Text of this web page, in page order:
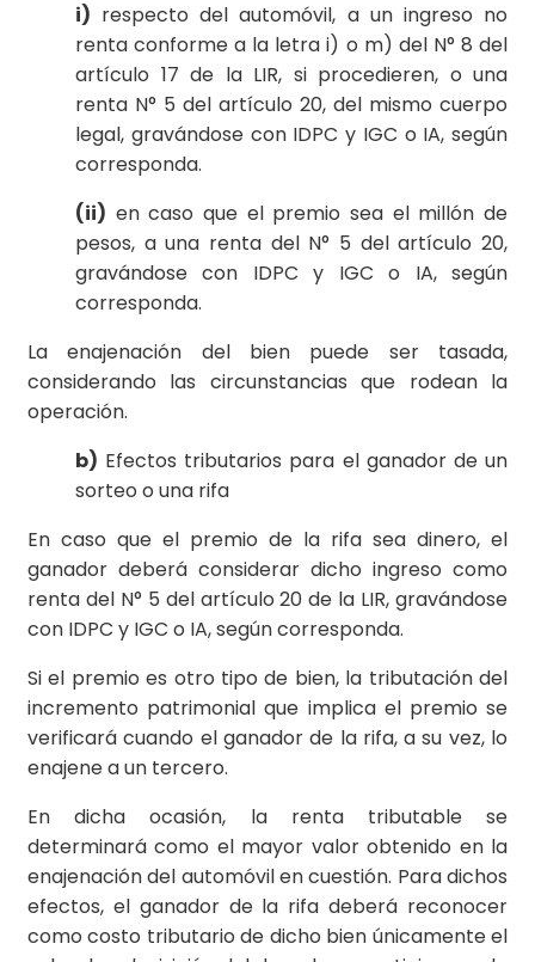
i) respecto del automóvil, a un ingreso no
renta conforme a la letra i) o m) del N° 8 del
artículo 17 de la LIR, si procedieren, o una
renta N° 5 del artículo 20, del mismo cuerpo
legal, gravándose con IDPC y IGC o IA, según
corresponda.
(ii) en caso que el premio sea el millón de
pesos, a una renta del N° 5 del artículo 20,
gravándose con IDPC y IGC o IA, según
corresponda.
La enajenación del bien puede ser tasada,
considerando las circunstancias que rodean la
operación.
b) Efectos tributarios para el ganador de un
sorteo o una rifa
En caso que el premio de la rifa sea dinero, el
ganador deberá considerar dicho ingreso como
renta del N° 5 del artículo 20 de la LIR, gravándose
con IDPC y IGC o IA, según corresponda.
Si el premio es otro tipo de bien, la tributación del
incremento patrimonial que implica el premio se
verificará cuando el ganador de la rifa, a su vez, lo
enajene a un tercero.
En dicha ocasión, la renta tributable se
determinará como el mayor valor obtenido en la
enajenación del automóvil en cuestión. Para dichos
efectos, el ganador de la rifa deberá reconocer
como costo tributario de dicho bien únicamente el